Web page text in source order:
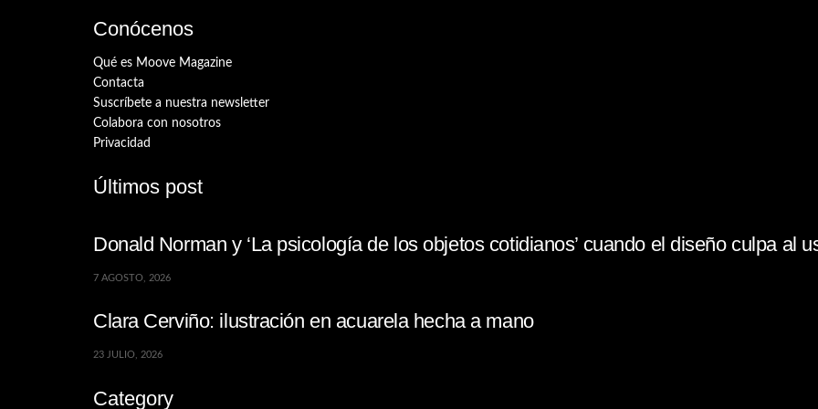
Conócenos
Qué es Moove Magazine
Contacta
Suscríbete a nuestra newsletter
Colabora con nosotros
Privacidad
Últimos post
Donald Norman y ‘La psicología de los objetos cotidianos’ cuando el diseño culpa al
7 AGOSTO, 2026
Clara Cerviño: ilustración en acuarela hecha a mano
23 JULIO, 2026
Category